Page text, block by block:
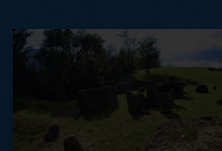
Sere d'Estate